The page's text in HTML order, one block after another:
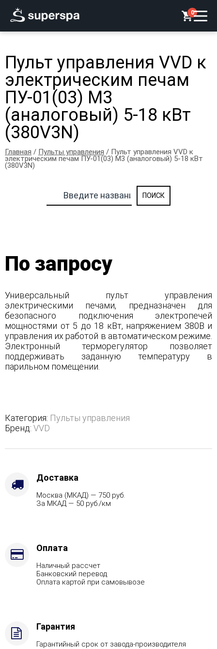
0
Пульт управления VVD к
электрическим печам
ПУ-01(03) М3
(аналоговый) 5-18 кВт
(380V3N)
Главная / Пульты управления / Пульт управления VVD к
электрическим печам ПУ-01(03) М3 (аналоговый) 5-18 кВт
(380V3N)
По запросу
Универсальный пульт управления
электрическими печами, предназначен для
безопасного подключения электропечей
мощностями от 5 до 18 кВт, напряжением 380В и
управления их работой в автоматическом режиме.
Электронный терморегулятор позволяет
поддерживать заданную температуру в
парильном помещении.
Категория: Пульты управления
Бренд: VVD
Доставка
Москва (МКАД) — 750 руб.
За МКАД — 50 руб./км
Оплата
Наличный рассчет
Банковский перевод
Оплата картой при самовывозе
Гарантия
Гарантийный срок от завода-производителя